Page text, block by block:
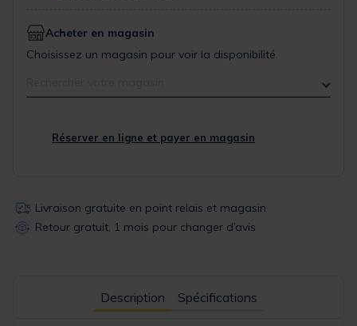
Acheter en magasin
Choisissez un magasin pour voir la disponibilité
Réserver en ligne et payer en magasin
Livraison gratuite en point relais et magasin
Retour gratuit, 1 mois pour changer d’avis
Description Spécifications